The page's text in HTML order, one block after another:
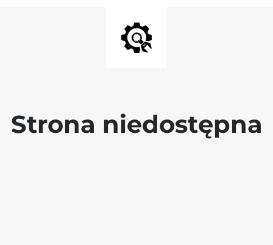
Strona niedostępna